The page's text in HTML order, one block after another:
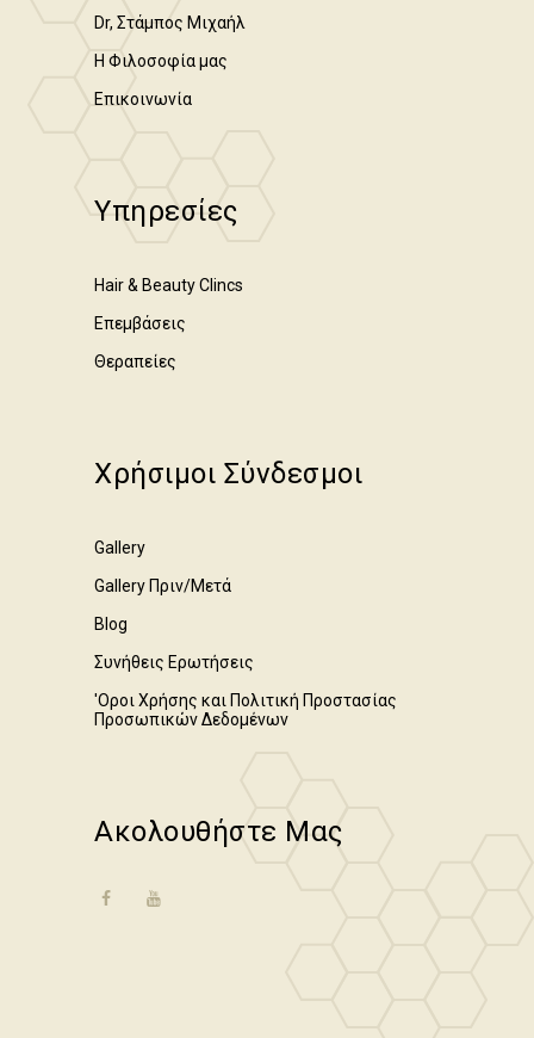
Dr, Στάμπος Μιχαήλ
Η Φιλοσοφία μας
Επικοινωνία
Υπηρεσίες
Hair & Beauty Clincs
Επεμβάσεις
Θεραπείες
Χρήσιμοι Σύνδεσμοι
Gallery
Gallery Πριν/Μετά
Blog
Συνήθεις Ερωτήσεις
'Οροι Χρήσης και Πολιτική Προστασίας
Προσωπικών Δεδομένων
Ακολουθήστε Μας